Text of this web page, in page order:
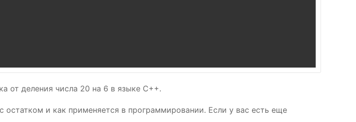
от деления числа 20 на 6 в языке C++.
и как применяется в программировании. Если у вас есть еще